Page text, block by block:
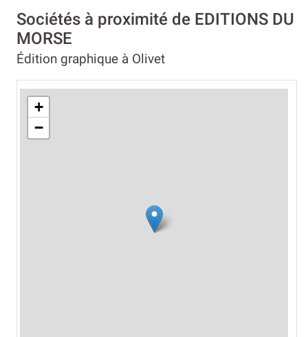
Sociétés à proximité de EDITIONS DU
MORSE
Édition graphique à Olivet
+
−